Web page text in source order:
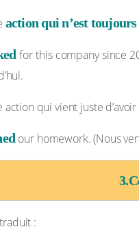
action qui n’est
for this company since
action qui vient juste
our homework. (Nous
: